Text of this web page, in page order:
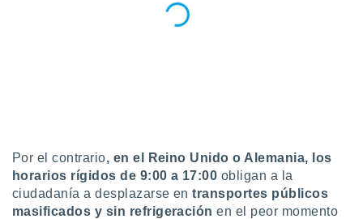
Por el contrario, en el Reino Unido o Alemania, los
horarios rígidos de 9:00 a 17:00 obligan a la
ciudadanía a desplazarse entransportes públicos
masificados y sin refrigeración en el peor momento